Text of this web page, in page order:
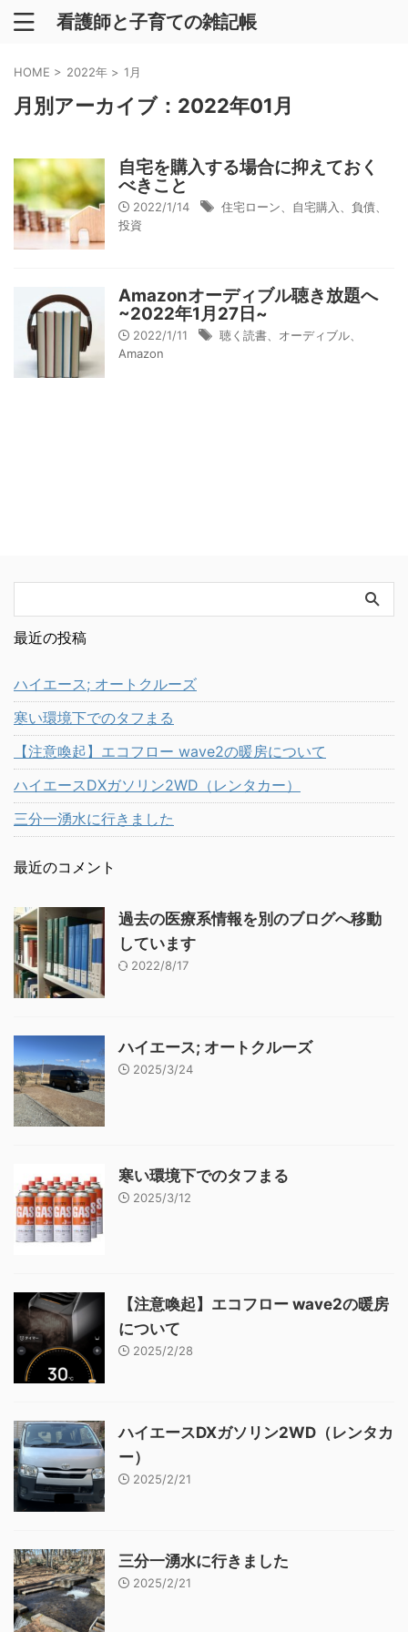
看護師と子育ての雑記帳
HOME > 2022年 > 1月
月別アーカイブ：2022年01月
自宅を購入する場合に抑えておく
べきこと
2022/1/14
住宅ローン、自宅購入、負債、
投資
Amazonオーディブル聴き放題へ
~2022年1月27日~
2022/1/11
聴く読書、オーディブル、
Amazon
最近の投稿
ハイエース; オートクルーズ
寒い環境下でのタフまる
【注意喚起】エコフロー wave2の暖房について
ハイエースDXガソリン2WD（レンタカー）
三分一湧水に行きました
最近のコメント
過去の医療系情報を別のブログへ移動
しています
2022/8/17
ハイエース; オートクルーズ
2025/3/24
寒い環境下でのタフまる
2025/3/12
【注意喚起】エコフロー wave2の暖房
について
2025/2/28
ハイエースDXガソリン2WD（レンタカ
ー）
2025/2/21
三分一湧水に行きました
2025/2/21